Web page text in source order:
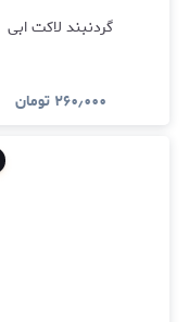
گردنبند لاکت ابی
۲۶۰٫۰۰۰ تومان